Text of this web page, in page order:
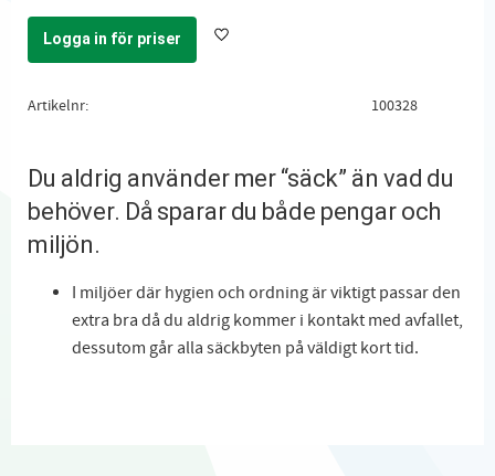
Logga in för priser Lägg till i favoriter
Artikelnr 100328
Du aldrig använder mer “säck” än vad du
behöver. Då sparar du både pengar och
miljön.
I miljöer där hygien och ordning är viktigt passar den
extra bra då du aldrig kommer i kontakt med avfallet,
dessutom går alla säckbyten på väldigt kort tid.